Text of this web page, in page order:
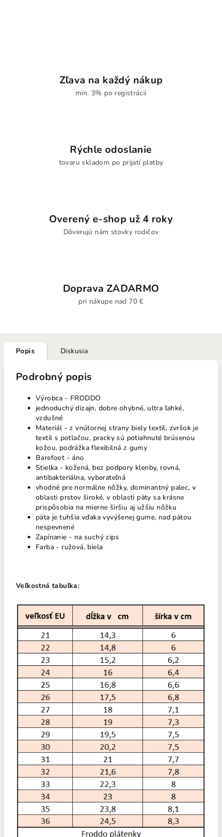
Zľava na každý nákup
min. 3% po registrácii
Rýchle odoslanie
tovaru skladom po prijatí platby
Overený e-shop už 4 roky
Dôverujú nám stovky rodičov
Doprava ZADARMO
pri nákupe nad 70 €
Popis Diskusia
Podrobný popis
Výrobca - FRODDO
jednoduchý dizajn, dobre ohybné, ultra ľahké,
vzdušné
Materiál - z vnútornej strany biely textil, zvršok je
textil s potlačou, pracky sú potiahnuté brúsenou
kožou, podrážka flexibilná z gumy
Barefoot - áno
Stielka - kožená, bez podpory klenby, rovná,
antibakteriálna, vyberateľná
vhodné pre normálne nôžky, dominantný palec, v
oblasti prstov široké, v oblasti päty sa krásne
prispôsobia na mierne širšiu aj užšiu nôžku
päta je tuhšia vďaka vyvýšenej gume, nad pätou
nespevnené
Zapínanie - na suchý zips
Farba - ružová, biela
Veľkostná tabuľka: